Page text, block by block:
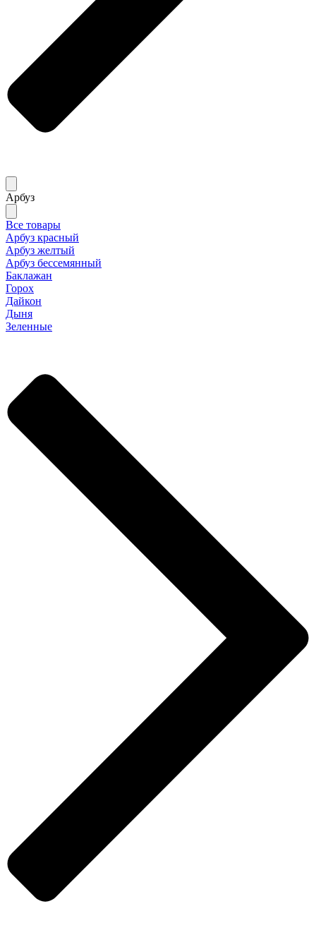
Арбуз
Все товары
Арбуз красный
Арбуз желтый
Арбуз бессемянный
Баклажан
Горох
Дайкон
Дыня
Зеленные